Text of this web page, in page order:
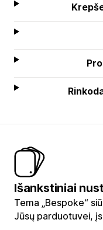
Išankstiniai
Tema „Bespoke“
Jūsų parduotuvei,